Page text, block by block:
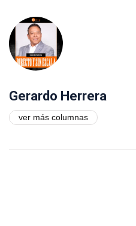
Gerardo Herrera
ver más columnas